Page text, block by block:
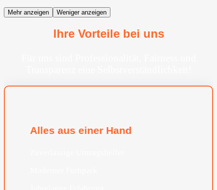
Mehr anzeigen Weniger anzeigen
Ihre Vorteile bei uns
Alles aus einer Hand